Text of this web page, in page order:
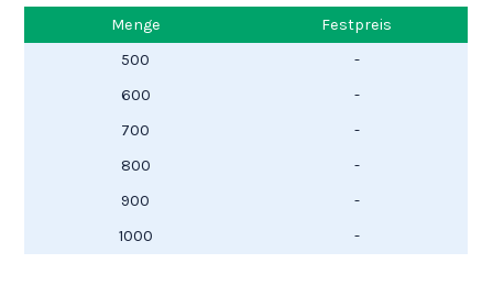
+
Kappen
quantity
Menge
Festpreis
500
-
600
-
700
-
800
-
900
-
1000
-